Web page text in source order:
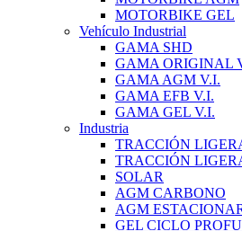
MOTORBIKE GEL
Vehículo Industrial
GAMA SHD
GAMA ORIGINAL
GAMA AGM V.I.
GAMA EFB V.I.
GAMA GEL V.I.
Industria
TRACCIÓN
TRACCIÓN
SOLAR
AGM CARBONO
AGM
GEL CICLO